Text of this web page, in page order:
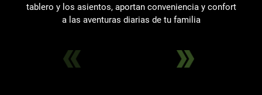
tablero y los asientos, aportan conveniencia y confort
a las aventuras diarias de tu familia